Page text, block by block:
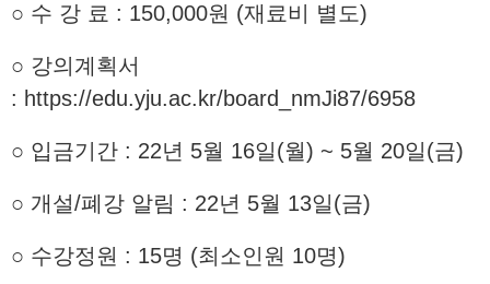
○ 수 강 료 : 150,000원 (재료비 별도)
○ 강의계획서
: https://edu.yju.ac.kr/board_nmJi87/6958
○ 입금기간 : 22년 5월 16일(월) ~ 5월 20일(금)
○ 개설/폐강 알림 : 22년 5월 13일(금)
○ 수강정원 : 15명 (최소인원 10명)